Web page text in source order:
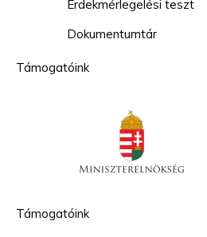
Érdekmérlegelési teszt
Dokumentumtár
Támogatóink
Támogatóink